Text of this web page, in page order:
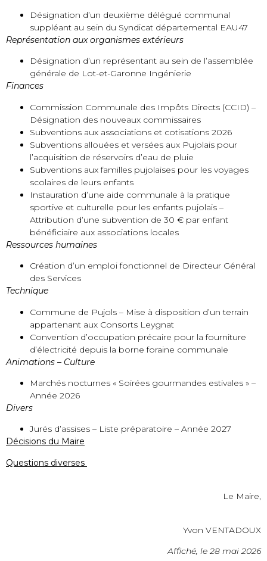
Désignation d’un deuxième délégué communal
suppléant au sein du Syndicat départemental EAU47
Représentation aux organismes extérieurs
Désignation d’un représentant au sein de l’assemblée
générale de Lot-et-Garonne Ingénierie
Finances
Commission Communale des Impôts Directs (CCID) –
Désignation des nouveaux commissaires
Subventions aux associations et cotisations 2026
Subventions allouées et versées aux Pujolais pour
l’acquisition de réservoirs d’eau de pluie
Subventions aux familles pujolaises pour les voyages
scolaires de leurs enfants
Instauration d’une aide communale à la pratique
sportive et culturelle pour les enfants pujolais –
Attribution d’une subvention de 30 € par enfant
bénéficiaire aux associations locales
Ressources humaines
Création d’un emploi fonctionnel de Directeur Général
des Services
Technique
Commune de Pujols – Mise à disposition d’un terrain
appartenant aux Consorts Leygnat
Convention d’occupation précaire pour la fourniture
d’électricité depuis la borne foraine communale
Animations – Culture
Marchés nocturnes « Soirées gourmandes estivales » –
Année 2026
Divers
Jurés d’assises – Liste préparatoire – Année 2027
Décisions du Maire
Questions diverses
Le Maire,
Yvon VENTADOUX
Affiché, le 28 mai 2026